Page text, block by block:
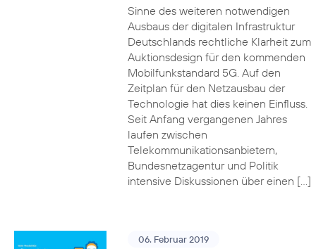
Sinne des weiteren notwendigen
Ausbaus der digitalen Infrastruktur
Deutschlands rechtliche Klarheit zum
Auktionsdesign für den kommenden
Mobilfunkstandard 5G. Auf den
Zeitplan für den Netzausbau der
Technologie hat dies keinen Einfluss.
Seit Anfang vergangenen Jahres
laufen zwischen
Telekommunikationsanbietern,
Bundesnetzagentur und Politik
intensive Diskussionen über einen […]
06. Februar 2019